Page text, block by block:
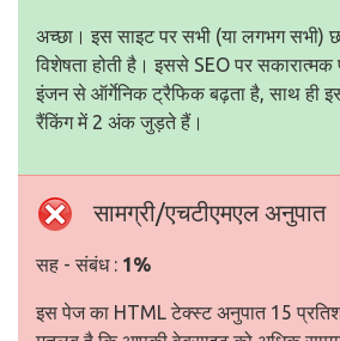
अच्छा। इस साइट पर सभी (या लगभग सभी)
विशेषता होती है। इससे SEO पर
इंजन से ऑर्गेनिक ट्रैफिक बढ़ता है, साथ ही
रैंकिंग में 2 अंक जुड़ते हैं।
सामग्री/एचटीएमएल अनुपात
सह - संबंध : 1%
इस पेज का HTML टेक्स्ट अनुपात 15